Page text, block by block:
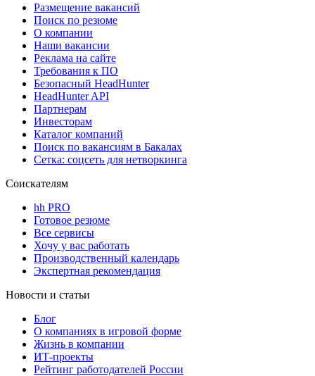
Размещение вакансий
Поиск по резюме
О компании
Наши вакансии
Реклама на сайте
Требования к ПО
Безопасный HeadHunter
HeadHunter API
Партнерам
Инвесторам
Каталог компаний
Поиск по вакансиям в Бакалах
Сетка: соцсеть для нетворкинга
Соискателям
hh PRO
Готовое резюме
Все сервисы
Хочу у вас работать
Производственный календарь
Экспертная рекомендация
Новости и статьи
Блог
О компаниях в игровой форме
Жизнь в компании
ИТ-проекты
Рейтинг работодателей России